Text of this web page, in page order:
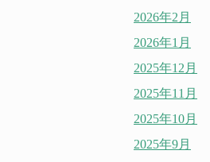
2026年2月
2026年1月
2025年12月
2025年11月
2025年10月
2025年9月